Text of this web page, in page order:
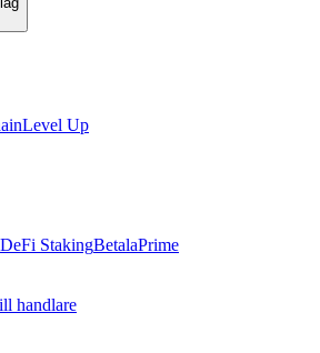
Level Up
DeFi StakingBetalaPrime
handlare